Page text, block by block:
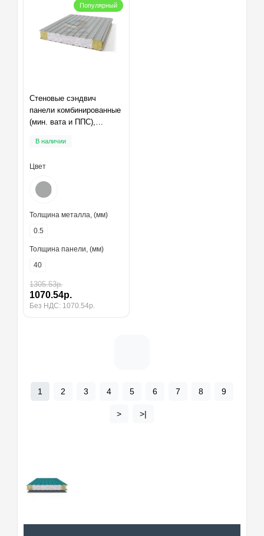
Популярный
Стеновые сэндвич
панели комбинированные
(мин. вата и ППС),
толщина 40 мм, RAL9006
В наличии
Цвет
Толщина металла, (мм)
0.5
Толщина панели, (мм)
40
1305.53р.
1070.54р.
Без НДС: 1070.54р.
1 2 3 4 5 6 7 8 9
> >|